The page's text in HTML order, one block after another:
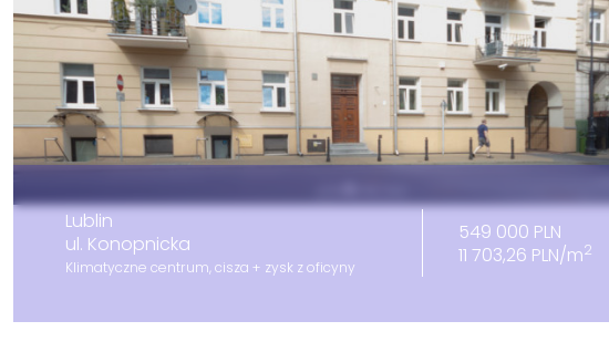
Lublin
ul. Konopnicka
Klimatyczne centrum, cisza + zysk z oficyny
549 000 PLN
11 703,26 PLN/m2